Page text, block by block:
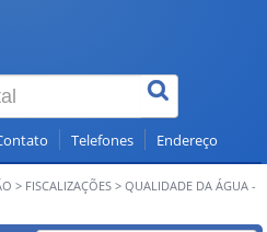
Telefones Endereço
> FISCALIZAÇÕES > QUALIDADE DA ÁGUA -